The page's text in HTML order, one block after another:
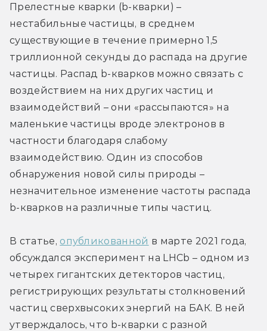
Прелестные кварки (b-кварки) –
нестабильные частицы, в среднем
существующие в течение примерно 1,5
триллионной секунды до распада на другие
частицы. Распад b-кварков можно связать с
воздействием на них других частиц и
взаимодействий – они «рассыпаются» на
маленькие частицы вроде электронов в
частности благодаря слабому
взаимодействию. Один из способов
обнаружения новой силы природы –
незначительное изменение частоты распада
b-кварков на различные типы частиц.
В статье, опубликованной в марте 2021 года,
обсуждался эксперимент на LHCb – одном из
четырех гигантских детекторов частиц,
регистрирующих результаты столкновений
частиц сверхвысоких энергий на БАК. В ней
утверждалось, что b-кварки c разной